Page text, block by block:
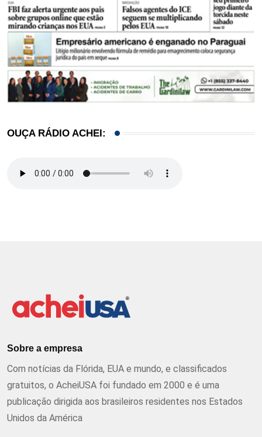
OUÇA RÁDIO ACHEI:
Sobre a empresa
Com notícias da Flórida, EUA e mundo, e classificados
gratuitos, o AcheiUSA foi fundado em 2000 e é uma
publicação dirigida aos brasileiros residentes nos Estados
Unidos da América